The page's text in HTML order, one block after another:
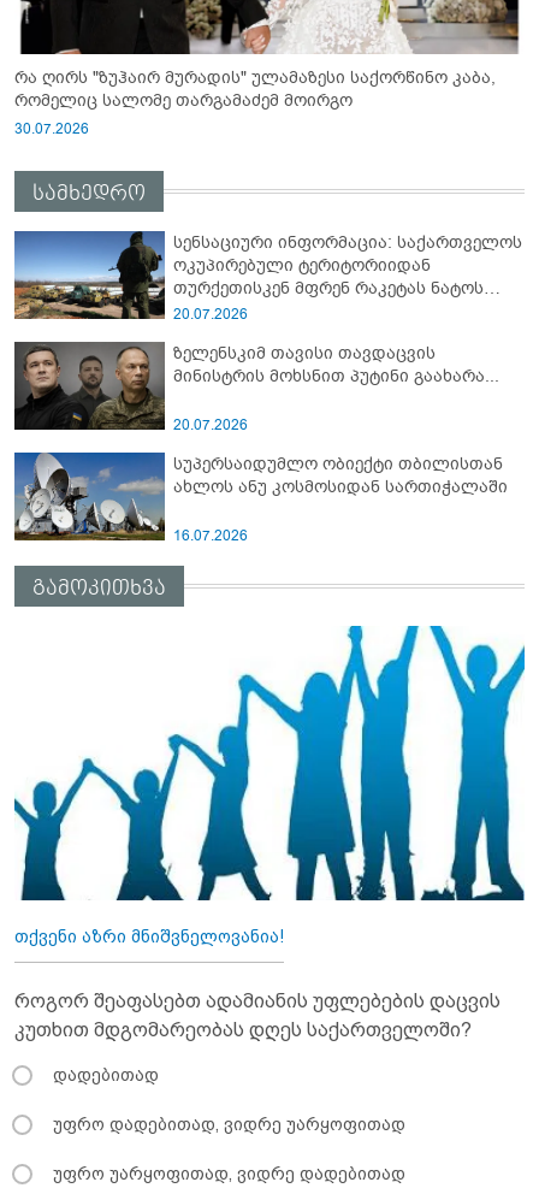
რა ღირს "ზუჰაირ მურადის" ულამაზესი საქორწინო კაბა,
რომელიც სალომე თარგამაძემ მოირგო
30.07.2026
სამხედრო
სენსაციური ინფორმაცია: საქართველოს
ოკუპირებული ტერიტორიიდან
თურქეთისკენ მფრენ რაკეტას ნატოს
სამიტი კინაღამ ჩაუშლია
20.07.2026
ზელენსკიმ თავისი თავდაცვის
მინისტრის მოხსნით პუტინი გაახარა...
20.07.2026
სუპერსაიდუმლო ობიექტი თბილისთან
ახლოს ანუ კოსმოსიდან სართიჭალაში
16.07.2026
გამოკითხვა
თქვენი აზრი მნიშვნელოვანია!
როგორ შეაფასებთ ადამიანის უფლებების დაცვის
კუთხით მდგომარეობას დღეს საქართველოში?
დადებითად
უფრო დადებითად, ვიდრე უარყოფითად
უფრო უარყოფითად, ვიდრე დადებითად